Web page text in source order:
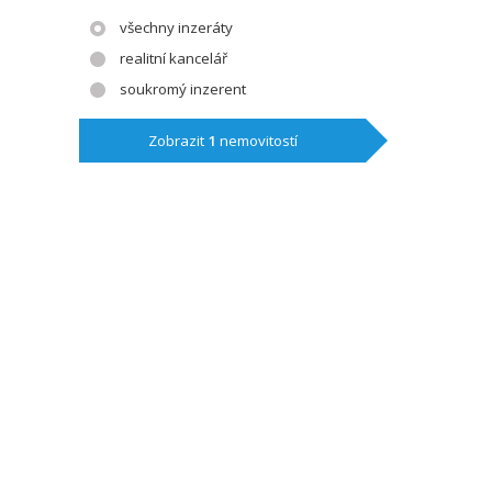
všechny inzeráty
realitní kancelář
soukromý inzerent
Zobrazit 1 nemovitostí